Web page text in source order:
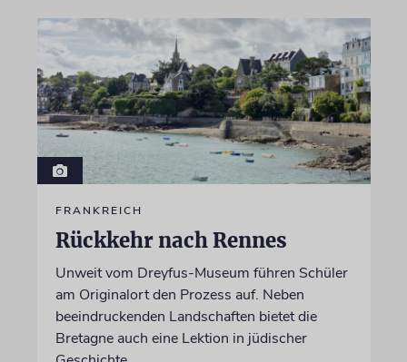
FRANKREICH
Rückkehr nach Rennes
Unweit vom Dreyfus-Museum führen Schüler
am Originalort den Prozess auf. Neben
beeindruckenden Landschaften bietet die
Bretagne auch eine Lektion in jüdischer